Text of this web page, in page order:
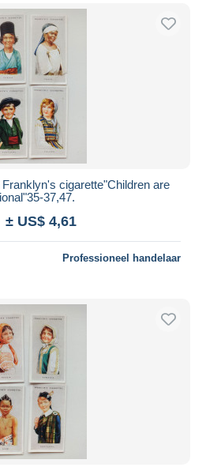
cigarette"Children are
37,47.
± US$ 4,61
Professioneel handelaar